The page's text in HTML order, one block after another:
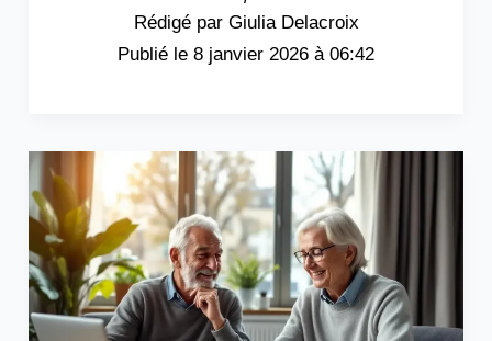
Giulia Delacroix
8 janvier 2026 à 06:42